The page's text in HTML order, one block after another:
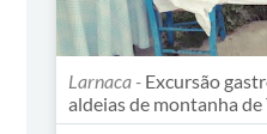
Larnaca - Excursão
aldeias de montanha